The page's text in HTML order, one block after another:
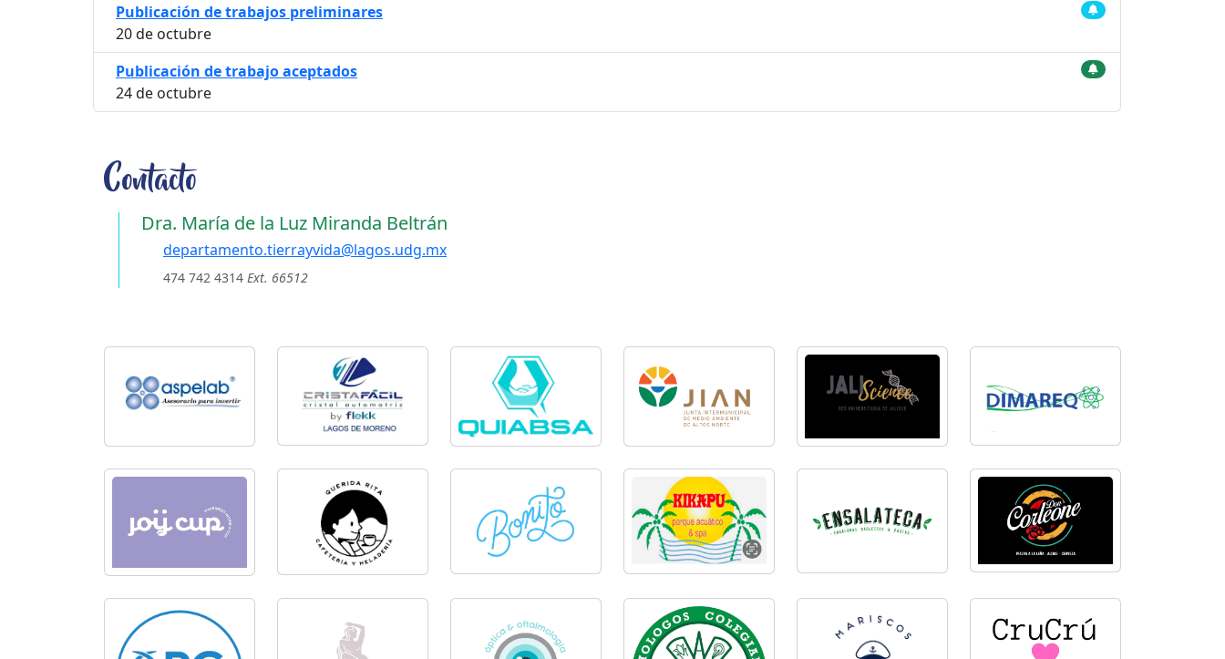
Publicación de trabajos preliminares
20 de octubre
Publicación de trabajo aceptados
24 de octubre
Contacto
Dra. María de la Luz Miranda Beltrán
departamento.tierrayvida@lagos.udg.mx
474 742 4314 Ext. 66512